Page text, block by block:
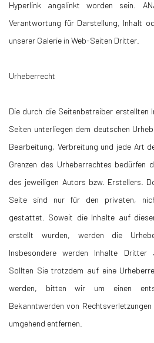
Hyperlink angelinkt worden sein.
Verantwortung für Darstellung, Inhalt
unserer Galerie in Web-Seiten Dritter.
Urheberrecht
Die durch die Seitenbetreiber erstellten
Seiten unterliegen dem deutschen
Bearbeitung, Verbreitung und jede Art
Grenzen des Urheberrechtes bedürfen
des jeweiligen Autors bzw. Erstellers.
Seite sind nur für den privaten,
gestattet. Soweit die Inhalte auf
erstellt wurden, werden die
Insbesondere werden Inhalte Dritter
Sollten Sie trotzdem auf eine
werden, bitten wir um einen
Bekanntwerden von
umgehend entfernen.